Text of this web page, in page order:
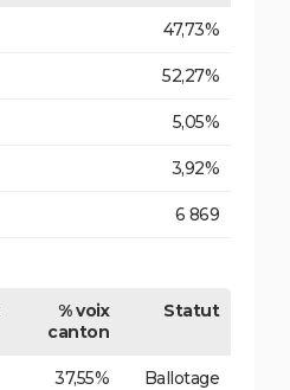
47,73%
52,27%
5,05%
3,92%
6 869
% voix
canton
Statut
37,55% Ballotage